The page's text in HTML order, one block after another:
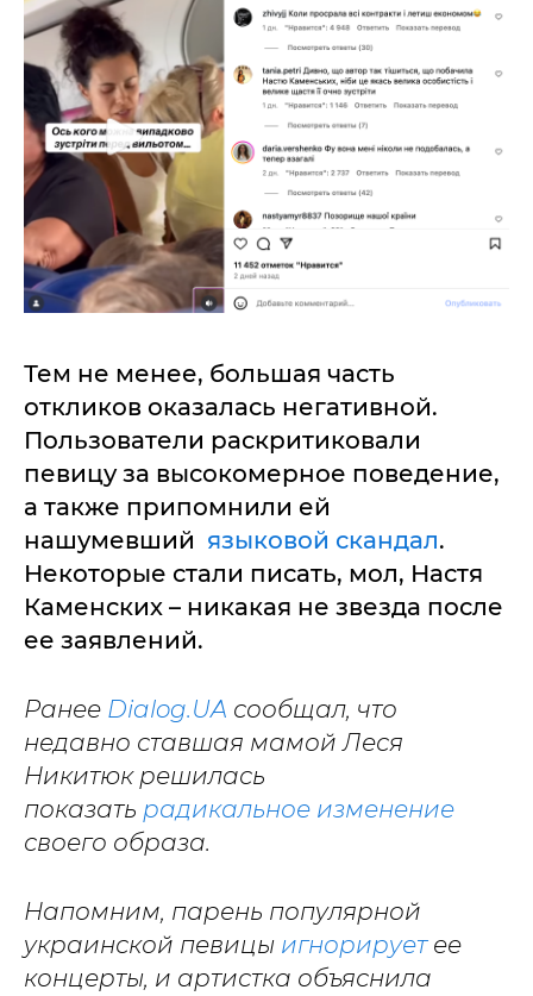
Тем не менее, большая часть
откликов оказалась негативной.
Пользователи раскритиковали
певицу за высокомерное поведение,
а также припомнили ей
нашумевший языковой скандал.
Некоторые стали писать, мол, Настя
Каменских – никакая не звезда после
ее заявлений.
Ранее Dialog.UA сообщал, что
недавно ставшая мамой Леся
Никитюк решилась
показать радикальное изменение
своего образа.
Напомним, парень популярной
украинской певицы игнорируетее
концерты, и артистка объяснила